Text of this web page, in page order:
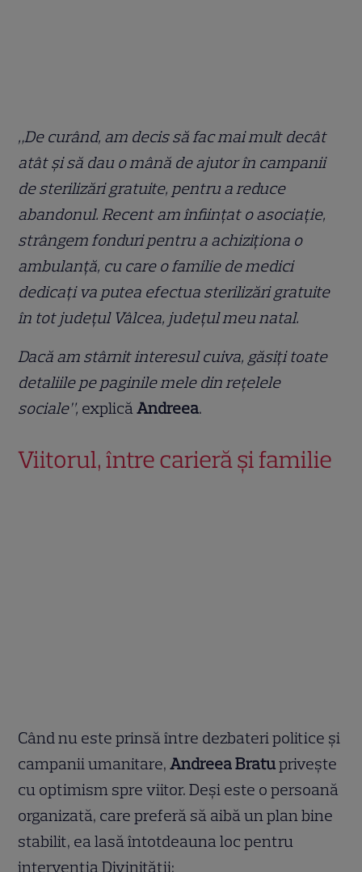
„De curând, am decis să fac mai mult decât
atât și să dau o mână de ajutor în campanii
de sterilizări gratuite, pentru a reduce
abandonul. Recent am înființat o asociație,
strângem fonduri pentru a achiziționa o
ambulanță, cu care o familie de medici
dedicați va putea efectua sterilizări gratuite
în tot județul Vâlcea, județul meu natal.
Dacă am stârnit interesul cuiva, găsiți toate
detaliile pe paginile mele din rețelele
sociale”, explicăAndreea.
Viitorul, între carieră și familie
Când nu este prinsă între dezbateri politice și
campanii umanitare,Andreea Bratuprivește
cu optimism spre viitor. Deși este o persoană
organizată, care preferă să aibă un plan bine
stabilit, ea lasă întotdeauna loc pentru
intervenția Divinității: